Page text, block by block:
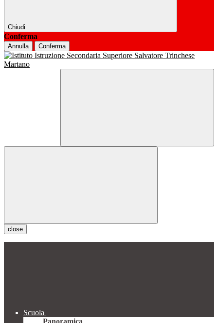
Chiudi
Conferma
Annulla Conferma
close
Scuola